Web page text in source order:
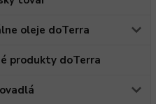
oleje doTerra
produkty doTerra